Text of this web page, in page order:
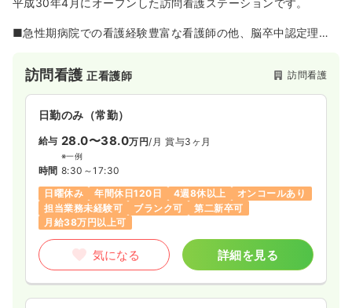
平成30年4月にオープンした訪問看護ステーションです。
■急性期病院での看護経験豊富な看護師の他、脳卒中認定理学
を通してより良い介入ができるように研鑽しています。
■20～30代の若いスタッフも多く、活気があり、コミュニケー
ションのとりやすい職場です。
オープンから間もない事業所ですが、様々なことに挑戦できる
環境や支援が整っております。
訪問看護正看護師 訪問看護
日勤のみ（常勤）
給与 28.0〜38.0万円/月 賞与3ヶ月
※一例
時間 8:30～17:30
日曜休み
年間休日120日 4週8休以上
オンコールあり
担当業務未経験可
ブランク可
第二新卒可
月給38万円以上可
気になる 詳細を見る